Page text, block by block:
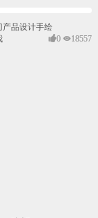
产品设计手绘
0 18557